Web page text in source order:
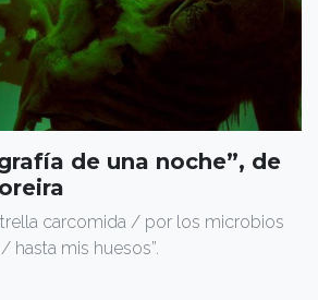
de una noche”, de
carcomida / por los microbios
hasta mis huesos”.